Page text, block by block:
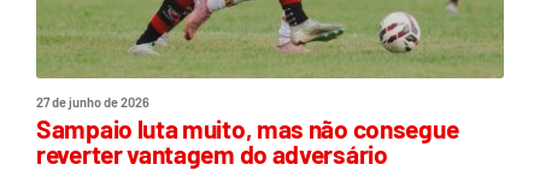
27 de junho de 2026
Sampaio luta muito, mas não consegue
reverter vantagem do adversário